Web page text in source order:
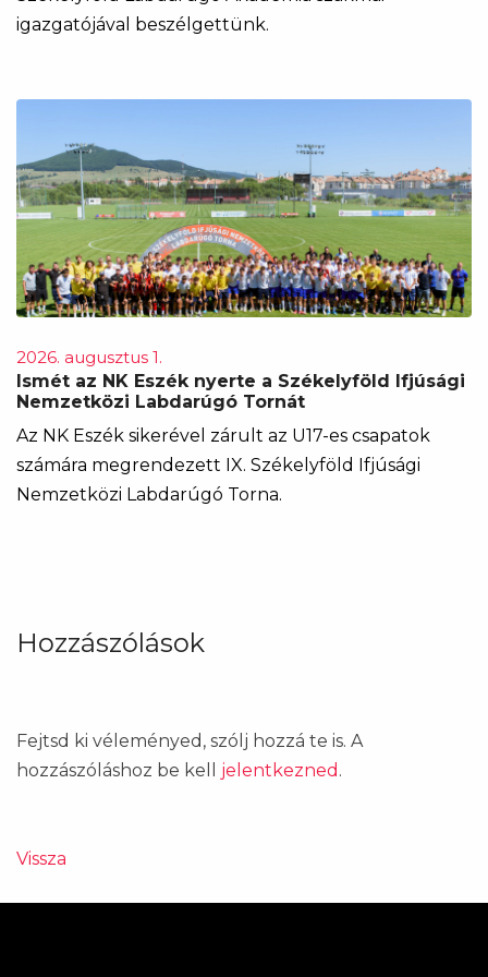
igazgatójával beszélgettünk.
2026. augusztus 1.
Ismét az NK Eszék nyerte a Székelyföld Ifjúsági
Nemzetközi Labdarúgó Tornát
Az NK Eszék sikerével zárult az U17-es csapatok
számára megrendezett IX. Székelyföld Ifjúsági
Nemzetközi Labdarúgó Torna.
Hozzászólások
Fejtsd ki véleményed, szólj hozzá te is. A
hozzászóláshoz be kell jelentkezned .
Vissza